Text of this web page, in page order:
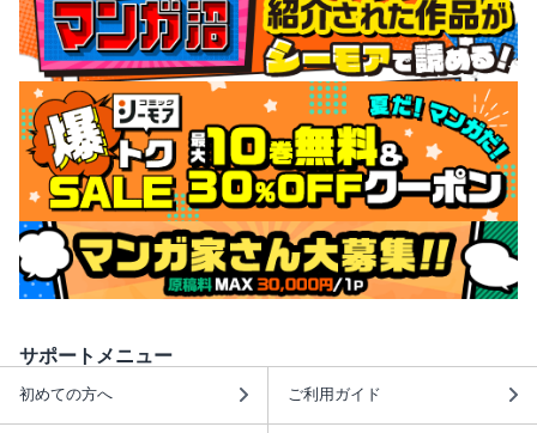
サポートメニュー
初めての方へ ご利用ガイド